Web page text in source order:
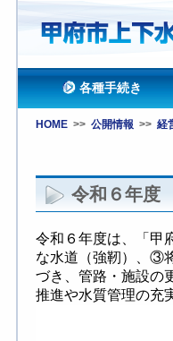
各種手続き
HOME >> 公開情報 >> 経
令和６年度
令和６年度は、「甲
な水道（強靭）、③
づき、管路・施設の
推進や水質管理の充